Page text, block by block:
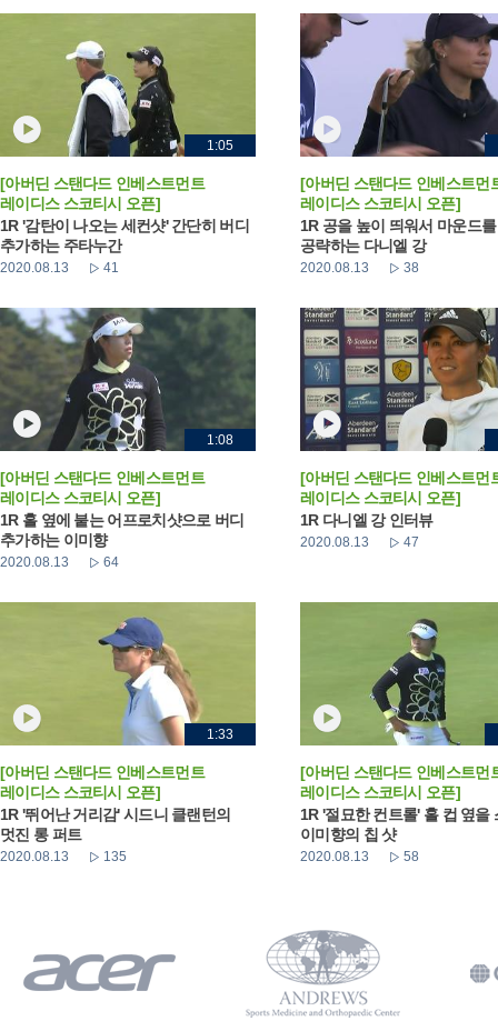
1:05
[아버딘 스탠다드 인베스트먼트
레이디스 스코티시 오픈]
1R '감탄이 나오는 세컨샷' 간단히 버디
추가하는 주타누간
2020.08.13 41
[아버딘 스탠다드 인베스트먼
레이디스 스코티시 오픈]
1R 공을 높이 띄워서 마운드를
공략하는 다니엘 강
2020.08.13 38
1:08
[아버딘 스탠다드 인베스트먼트
레이디스 스코티시 오픈]
1R 홀 옆에 붙는 어프로치샷으로 버디
추가하는 이미향
2020.08.13 64
[아버딘 스탠다드 인베스트먼
레이디스 스코티시 오픈]
1R 다니엘 강 인터뷰
2020.08.13 47
1:33
[아버딘 스탠다드 인베스트먼트
레이디스 스코티시 오픈]
1R '뛰어난 거리감' 시드니 클랜턴의
멋진 롱 퍼트
2020.08.13 135
[아버딘 스탠다드 인베스트먼
레이디스 스코티시 오픈]
1R '절묘한 컨트롤' 홀 컵 옆을
이미향의 칩 샷
2020.08.13 58